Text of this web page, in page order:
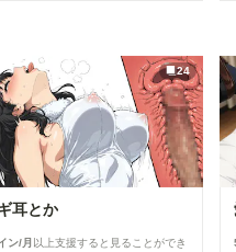
24
耳とか
ン/月 以上支援すると見ることができ